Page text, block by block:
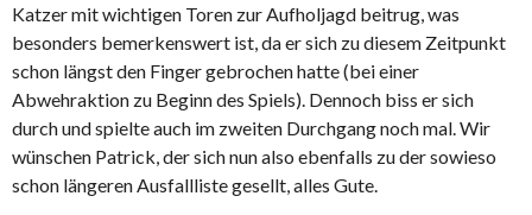
Katzer mit wichtigen Toren zur Aufholjagd beitrug, was
besonders bemerkenswert ist, da er sich zu diesem Zeitpunkt
schon längst den Finger gebrochen hatte (bei einer
Abwehraktion zu Beginn des Spiels). Dennoch biss er sich
durch und spielte auch im zweiten Durchgang noch mal. Wir
wünschen Patrick, der sich nun also ebenfalls zu der sowieso
schon längeren Ausfallliste gesellt, alles Gute.